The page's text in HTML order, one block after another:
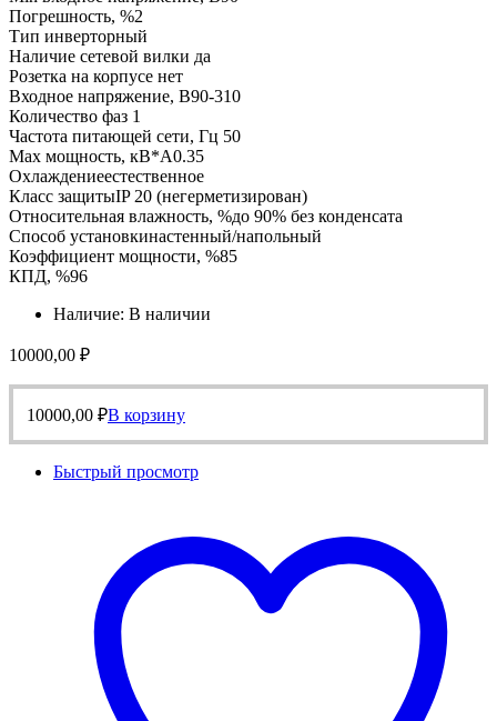
Погрешность, %2
Тип инверторный
Наличие сетевой вилки да
Розетка на корпусе нет
Входное напряжение, В90-310
Количество фаз 1
Частота питающей сети, Гц 50
Max мощность, кВ*А0.35
Охлаждениеестественное
Класс защитыIP 20 (негерметизирован)
Относительная влажность, %до 90% без конденсата
Способ установкинастенный/напольный
Коэффициент мощности, %85
КПД, %96
Наличие: В наличии
10000,00 ₽
10000,00 ₽В корзину
Быстрый просмотр